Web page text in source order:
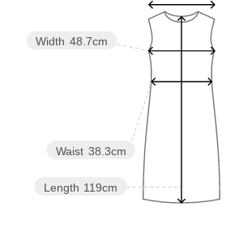
Length 119cm
Waist 38.3cm
Width 48.7cm